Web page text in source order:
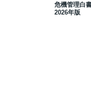
危機管理白
2026年版